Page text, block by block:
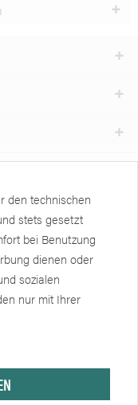
Netzwerke
den technischen
stets gesetzt
bei Benutzung
dienen oder
sozialen
nur mit Ihrer